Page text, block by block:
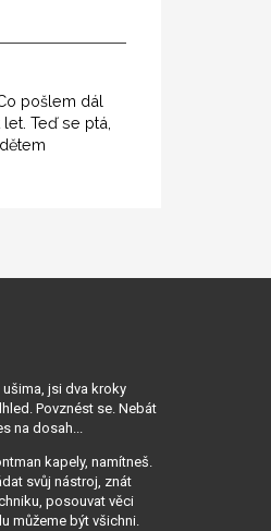
pošlem dál
Teď se ptá,
jsi dva kroky
Povznést se. Nebát
na dosah...
kapely, namítneš.
svůj nástroj, znát
posouvat věci
můžeme být všichni.